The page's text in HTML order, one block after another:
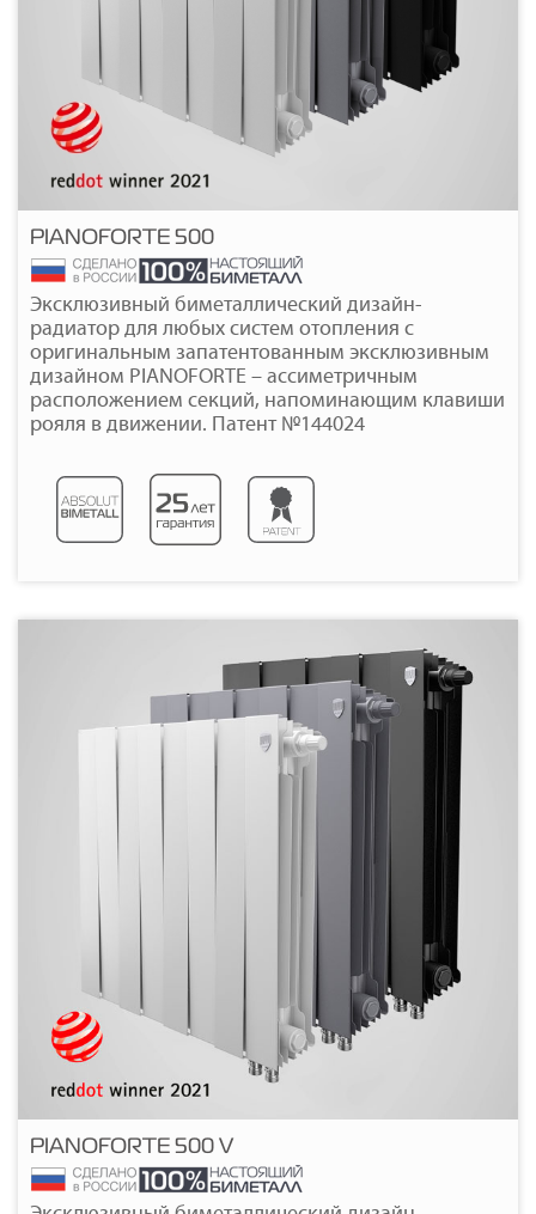
PIANOFORTE 500
Эксклюзивный биметаллический дизайн-
радиатор для любых систем отопления с
оригинальным запатентованным эксклюзивным
дизайном PIANOFORTE – ассиметричным
расположением секций, напоминающим клавиши
рояля в движении. Патент №144024
PIANOFORTE 500 V